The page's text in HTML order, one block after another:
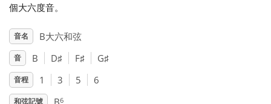
Deutsch
English
個大六度音。
音名 B大六和弦
音 B D♯ F♯ G♯
音程 1 3 5 6
和弦記號 6